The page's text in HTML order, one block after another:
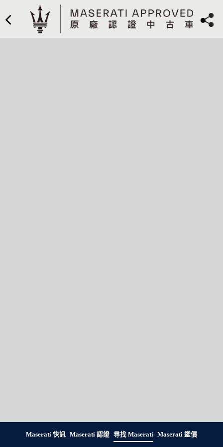
Maserati 快訊 Maserati 認證 尋找 Maserati Maserati 鑑價